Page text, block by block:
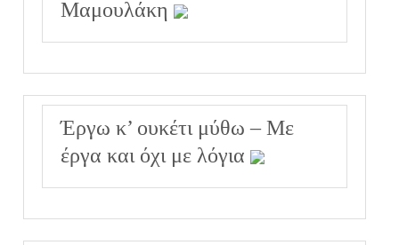
Μαμουλάκη
Έργω κ’ ουκέτι μύθω – Με
έργα και όχι με λόγια